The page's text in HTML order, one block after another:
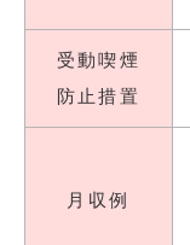
受動喫煙
防止措置
月収例